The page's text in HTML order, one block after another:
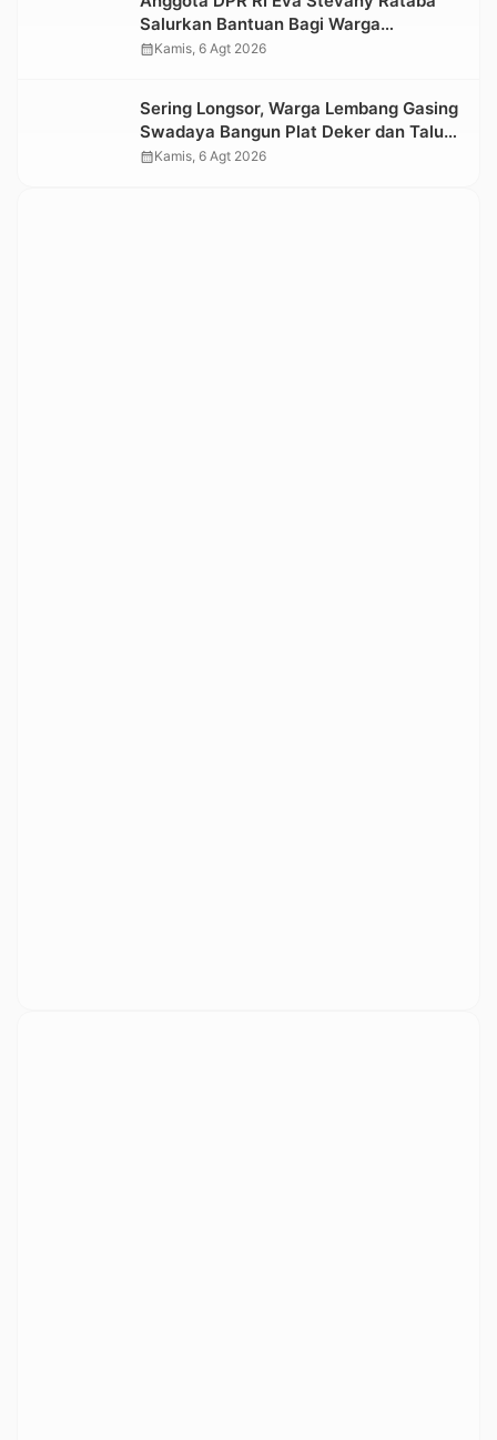
Salurkan Bantuan Bagi Warga
Terdampak Longsor di Buntu Pepasan
calendar_monthKamis, 6 Agt 2026
Sering Longsor, Warga Lembang Gasing
Swadaya Bangun Plat Deker dan Talut
Jalan Penghubung Antar Lembang
calendar_monthKamis, 6 Agt 2026